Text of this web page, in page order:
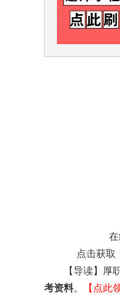
点击获取
【导读】厚
考资料。 【点此